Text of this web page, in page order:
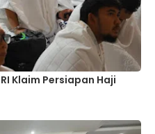
Klaim Persiapan Haji